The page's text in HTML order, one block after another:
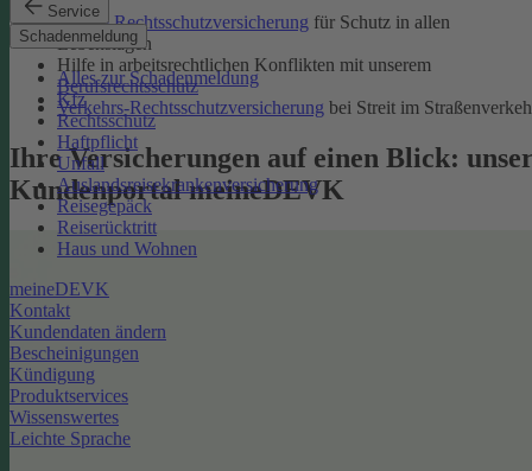
Service
Schadenmeldung
Alles zur Schadenmeldung
Kfz
Rechtsschutz
Haftpflicht
Unfall
Auslandsreisekrankenversicherung
Reisegepäck
Reiserücktritt
Haus und Wohnen
meineDEVK
Kontakt
Kundendaten ändern
Bescheinigungen
Kündigung
Produktservices
Wissenswertes
Leichte Sprache
Private Rechtsschutzversicherung für Schutz in allen
Lebenslagen
Hilfe in arbeitsrechtlichen Konflikten mit unserem
Berufsrechtsschutz
Verkehrs-Rechtsschutzversicherung bei Streit im
Ihre Versicherungen auf einen Blick:
Kundenportal meineDEVK